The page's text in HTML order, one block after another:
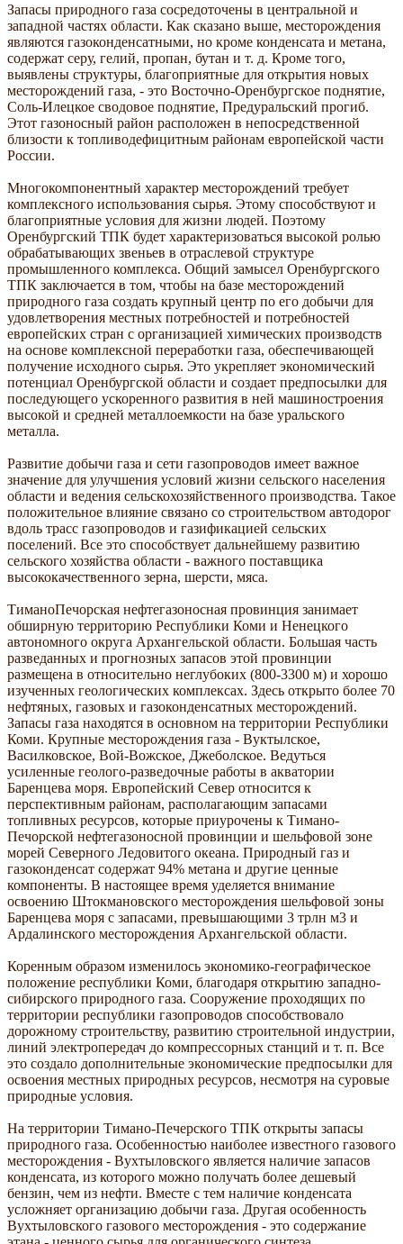
Запасы природного газа сосредоточены в центральной и
западной частях области. Как сказано выше, месторождения
являются газоконденсатными, но кроме конденсата и метана,
содержат серу, гелий, пропан, бутан и т. д. Кроме того,
выявлены структуры, благоприятные для открытия новых
месторождений газа, - это Восточно-Оренбургское поднятие,
Соль-Илецкое сводовое поднятие, Предуральский прогиб.
Этот газоносный район расположен в непосредственной
близости к топливодефицитным районам европейской части
России.
Многокомпонентный характер месторождений требует
комплексного использования сырья. Этому способствуют и
благоприятные условия для жизни людей. Поэтому
Оренбургский ТПК будет характеризоваться высокой ролью
обрабатывающих звеньев в отраслевой структуре
промышленного комплекса. Общий замысел Оренбургского
ТПК заключается в том, чтобы на базе месторождений
природного газа создать крупный центр по его добычи для
удовлетворения местных потребностей и потребностей
европейских стран с организацией химических производств
на основе комплексной переработки газа, обеспечивающей
получение исходного сырья. Это укрепляет экономический
потенциал Оренбургской области и создает предпосылки для
последующего ускоренного развития в ней машиностроения
высокой и средней металлоемкости на базе уральского
металла.
Развитие добычи газа и сети газопроводов имеет важное
значение для улучшения условий жизни сельского населения
области и ведения сельскохозяйственного производства. Такое
положительное влияние связано со строительством автодорог
вдоль трасс газопроводов и газификацией сельских
поселений. Все это способствует дальнейшему развитию
сельского хозяйства области - важного поставщика
высококачественного зерна, шерсти, мяса.
ТиманоПечорская нефтегазоносная провинция занимает
обширную территорию Республики Коми и Ненецкого
автономного округа Архангельской области. Большая часть
разведанных и прогнозных запасов этой провинции
размещена в относительно неглубоких (800-3300 м) и хорошо
изученных геологических комплексах. Здесь открыто более 70
нефтяных, газовых и газоконденсатных месторождений.
Запасы газа находятся в основном на территории Республики
Коми. Крупные месторождения газа - Вуктылское,
Василковское, Вой-Вожское, Джеболское. Ведуться
усиленные геолого-разведочные работы в акватории
Баренцева моря. Европейский Север относится к
перспективным районам, располагающим запасами
топливных ресурсов, которые приурочены к Тимано-
Печорской нефтегазоносной провинции и шельфовой зоне
морей Северного Ледовитого океана. Природный газ и
газоконденсат содержат 94% метана и другие ценные
компоненты. В настоящее время уделяется внимание
освоению Штокмановского месторождения шельфовой зоны
Баренцева моря с запасами, превышающими 3 трлн м3 и
Ардалинского месторождения Архангельской области.
Коренным образом изменилось экономико-географическое
положение республики Коми, благодаря открытию западно-
сибирского природного газа. Сооружение проходящих по
территории республики газопроводов способствовало
дорожному строительству, развитию строительной индустрии,
линий электропередач до компрессорных станций и т. п. Все
это создало дополнительные экономические предпосылки для
освоения местных природных ресурсов, несмотря на суровые
природные условия.
На территории Тимано-Печерского ТПК открыты запасы
природного газа. Особенностью наиболее известного газового
месторождения - Вухтыловского является наличие запасов
конденсата, из которого можно получать более дешевый
бензин, чем из нефти. Вместе с тем наличие конденсата
усложняет организацию добычи газа. Другая особенность
Вухтыловского газового месторождения - это содержание